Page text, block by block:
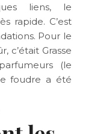
liens, le
rapide. C’est
Pour le
c’était Grasse
(le
foudre a été